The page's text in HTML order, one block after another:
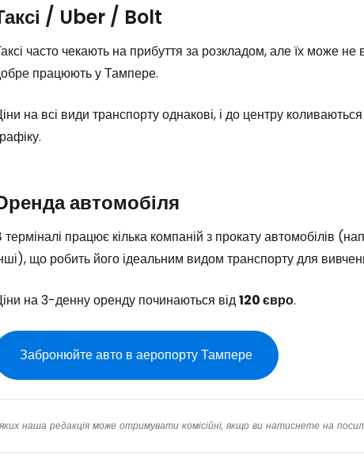
/ Uber / Bolt
часто чекають на прибуття за розкладом, але їх може
працюють у Тампере.
на всі види транспорту однакові, і до центру
автомобіля
терміналі працює кілька компаній з прокату автомобілів
що робить його ідеальним видом транспорту для
на 3-денну оренду починаються від120 євро.
Забронюйте авто в аеропорту Тампере
наша редакція може отримувати комісійні, якщо ви натиснете на